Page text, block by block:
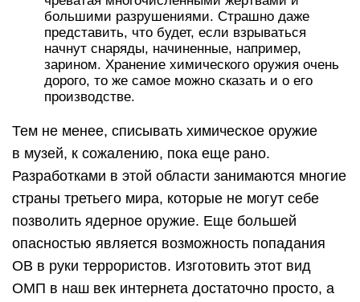
большими разрушениями. Страшно даже
представить, что будет, если взрываться
начнут снаряды, начиненные, например,
зарином. Хранение химического оружия очень
дорого, то же самое можно сказать и о его
производстве.
Тем не менее, списывать химическое оружие
в музей, к сожалению, пока еще рано.
Разработками в этой области занимаются многие
страны третьего мира, которые не могут себе
позволить ядерное оружие. Еще большей
опасностью является возможность попадания
ОВ в руки террористов. Изготовить этот вид
ОМП в наш век интернета достаточно просто, а